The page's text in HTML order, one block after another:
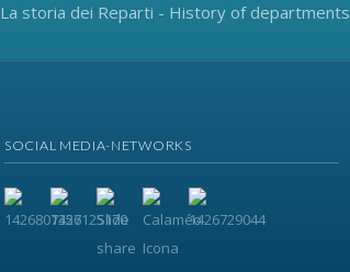
La storia dei Reparti - History of departments
SOCIAL MEDIA-NETWORKS